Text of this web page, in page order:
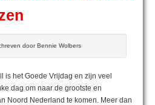
door Bennie Wolbers
is het Goede Vrijdag en zijn veel
dag om naar de grootste en
Noord Nederland te komen. Meer dan